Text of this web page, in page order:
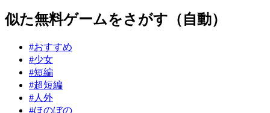
似た無料ゲームをさがす（自動）
#おすすめ
#少女
#短編
#超短編
#人外
#ほのぼの